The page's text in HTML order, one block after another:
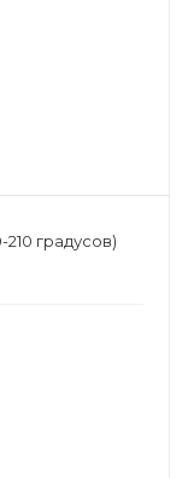
градусов)